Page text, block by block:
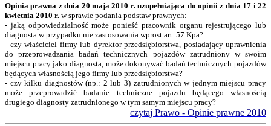
Opinia prawna z dnia 20 maja 2010 r. uzupełniająca do opinii z dnia 17 i 22
kwietnia 2010 r. w sprawie podania podstaw prawnych:
- jaką odpowiedzialność może ponieść pracownik organu rejestrującego lub
diagnosta w przypadku nie zastosowania wprost art. 57 Kpa?
- czy właściciel firmy lub dyrektor przedsiębiorstwa, posiadający uprawnienia
do przeprowadzania badań technicznych pojazdów zatrudniony w swoim
miejscu pracy jako diagnosta, może dokonywać badań technicznych pojazdów
będących własnością jego firmy lub przedsiębiorstwa?
- czy kilku diagnostów (np.: 2 lub 3) zatrudnionych w jednym miejscu pracy
może przeprowadzić badanie techniczne pojazdu będącego własnością
drugiego diagnosty zatrudnionego w tym samym miejscu pracy?
czytaj Prawo - Opinie prawne 2010